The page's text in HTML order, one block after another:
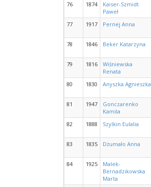
76 1874
Kaiser-Szmidt
Paweł
77
1917 Pernej Anna
78 1846 Beker Katarzyna
79 1816
Wiśniewska
Renata
80 1830 Anyszka Agnieszka
81
1947
Gonczarenko
Kamila
82
1888 Szylkin Eulalia
83 1835 Dżumało Anna
84 1925
Malek-
Bernadzikowska
Marta